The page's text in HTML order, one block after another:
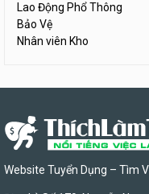
Lao Động Phổ Thông
Bảo Vệ
Nhân viên Kho
Website Tuyển Dụng – Tìm